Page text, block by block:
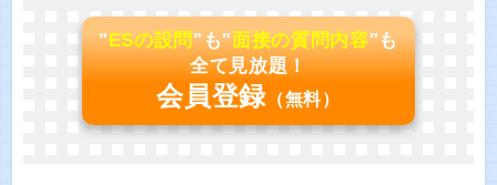
"ESの設問"も"面接の質問内容"も
全て見放題！
会員登録 （無料）